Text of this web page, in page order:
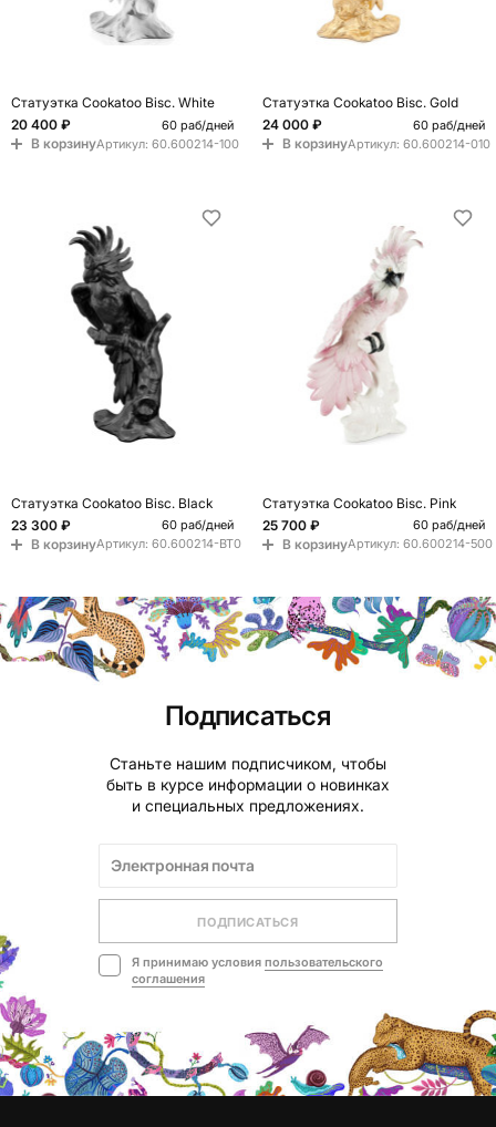
Статуэтка Cookatoo Bisc. White
20 400 ₽
60 раб/дней
В корзинуАртикул: 60.600214-100
Статуэтка Cookatoo Bisc. Gold
24 000 ₽
60 раб/дней
В корзинуАртикул: 60.600214-010
Статуэтка Cookatoo Bisc. Black
23 300 ₽
60 раб/дней
В корзинуАртикул: 60.600214-BT0
Статуэтка Cookatoo Bisc. Pink
25 700 ₽
60 раб/дней
В корзинуАртикул: 60.600214-500
Подписаться
Станьте нашим подписчиком, чтобы
быть в курсе информации о новинках
и специальных предложениях.
ПОДПИСАТЬСЯ
Я принимаю условия пользовательского
соглашения